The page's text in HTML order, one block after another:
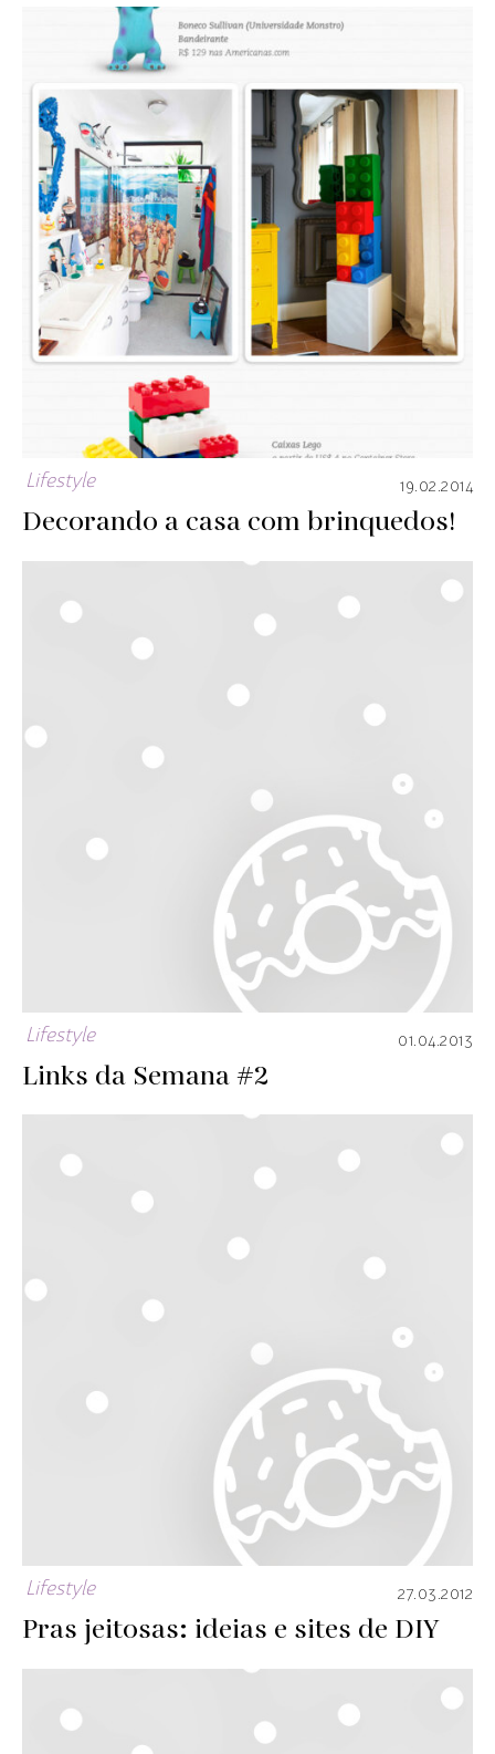
Lifestyle 19.02.2014
Decorando a casa com brinquedos!
Lifestyle 01.04.2013
Links da Semana #2
Lifestyle 27.03.2012
Pras jeitosas: ideias e sites de DIY